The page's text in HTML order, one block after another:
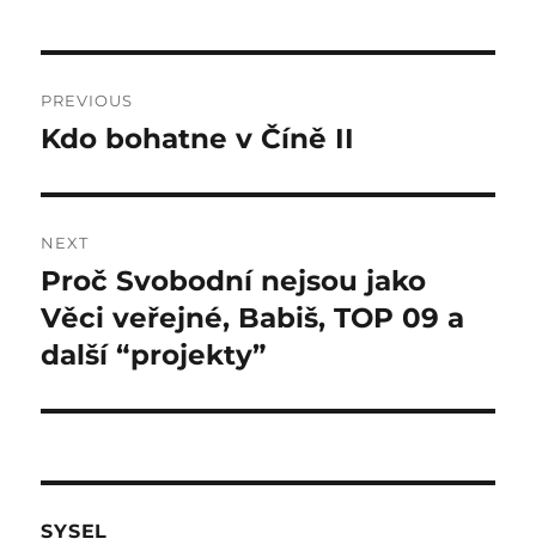
navigation
PREVIOUS
Previous
Kdo bohatne v Číně II
NEXT
Next
post:
Proč Svobodní nejsou jako
Věci veřejné, Babiš, TOP 09 a
další “projekty”
SYSEL